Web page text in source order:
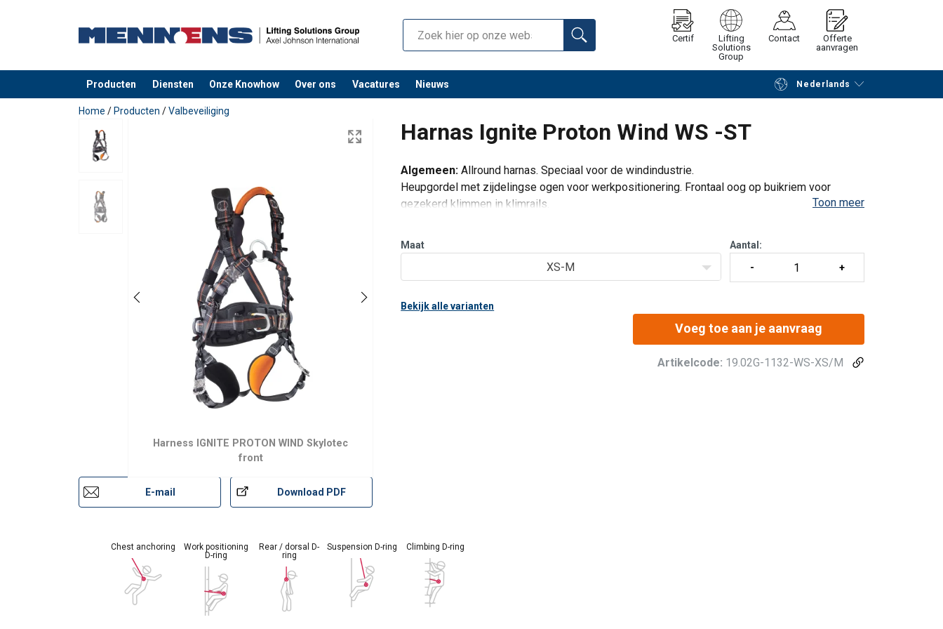
Certif
Lifting
Solutions
Group
Contact
Offerte
aanvragen
Producten Diensten Onze Knowhow Over ons Vacatures Nieuws Nederlands
toegevoegd aan uw offerte Verder winkelen Vraag offerte aan
Home / Producten /Valbeveiliging
Harnas Ignite Proton Wind WS -ST
Harness IGNITE PROTON WIND Skylotec
front
E-mail Download PDF
Algemeen: Allround harnas. Speciaal voor de windindustrie.
Heupgordel met zijdelingse ogen voor werkpositionering. Frontaal oog op buikriem voor
gezekerd klimmen in klimrails.
Verankeringsogen:
Oog achter en voor. Zijdelingse ogen op de heupgordel. Frontaal oog
voor
Toon meer
Maat
XS-M
Aantal:
Bekijk alle varianten
Voeg toe aan je aanvraag
Artikelcode: 19.02G-1132-WS-XS/M
Chest anchoring
Work positioning
D-ring
Rear / dorsal D-
ring
Suspension D-ring Climbing D-ring
Markering:
Temperatuursbereik:
Norm: